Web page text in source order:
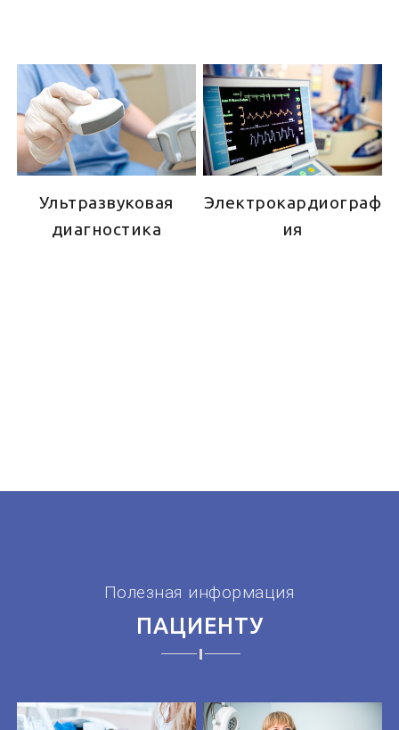
Ультразвуковая
диагностика
Электрокардиограф
ия
Полезная информация
ПАЦИЕНТУ